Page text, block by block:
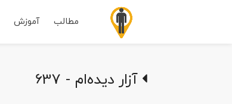
مطالب آموزش
آزار دیده‌ام - 637